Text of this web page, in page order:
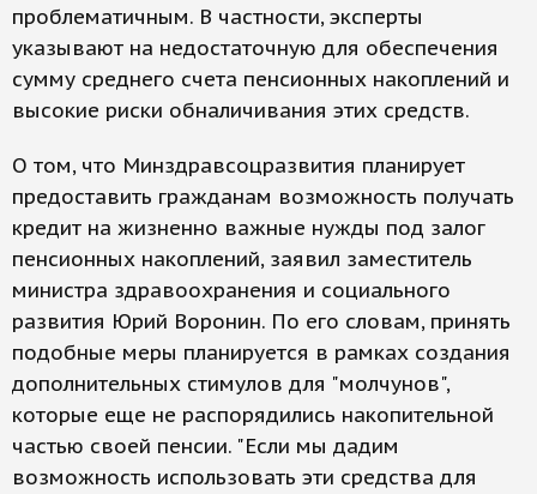
проблематичным. В частности, эксперты
указывают на недостаточную для обеспечения
сумму среднего счета пенсионных накоплений и
высокие риски обналичивания этих средств.
О том, что Минздравсоцразвития планирует
предоставить гражданам возможность получать
кредит на жизненно важные нужды под залог
пенсионных накоплений, заявил заместитель
министра здравоохранения и социального
развития Юрий Воронин. По его словам, принять
подобные меры планируется в рамках создания
дополнительных стимулов для "молчунов",
которые еще не распорядились накопительной
частью своей пенсии. "Если мы дадим
возможность использовать эти средства для